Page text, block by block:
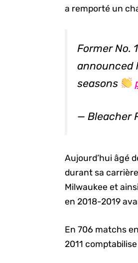
a remporté un
Former No.
announced
seasons
— Bleacher
Aujourd’hui âgé
durant sa
Milwaukee et
en 2018-2019
En 706 matchs
2011